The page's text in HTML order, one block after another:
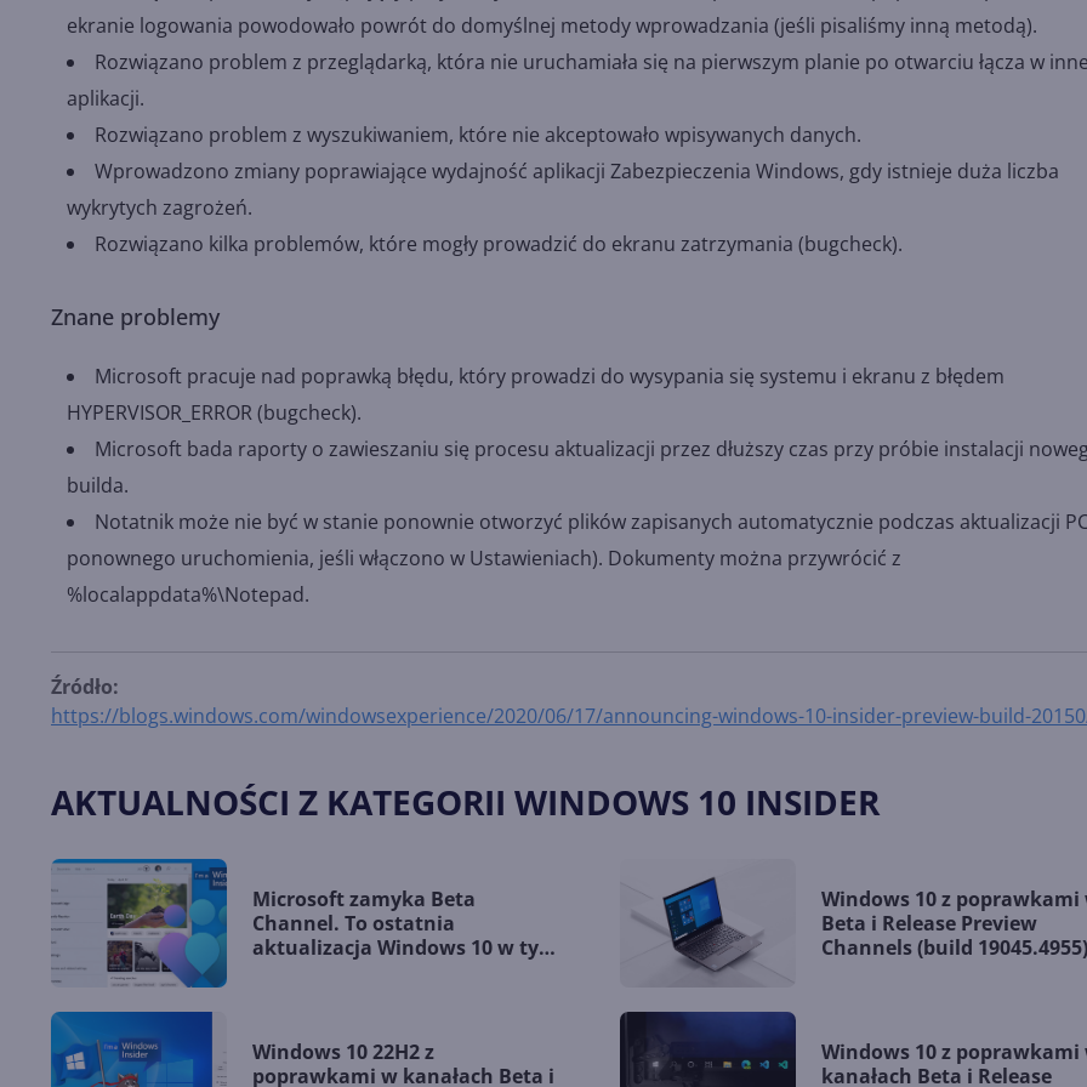
ekranie logowania powodowało powrót do domyślnej metody wprowadzania (jeśli pisaliśmy inną metodą).
Rozwiązano problem z przeglądarką, która nie uruchamiała się na pierwszym planie po otwarciu łącza w
aplikacji.
Rozwiązano problem z wyszukiwaniem, które nie akceptowało wpisywanych danych.
Wprowadzono zmiany poprawiające wydajność aplikacji Zabezpieczenia Windows, gdy istnieje duża liczba
wykrytych zagrożeń.
Rozwiązano kilka problemów, które mogły prowadzić do ekranu zatrzymania (bugcheck).
Znane problemy
Microsoft pracuje nad poprawką błędu, który prowadzi do wysypania się systemu i ekranu z błędem
HYPERVISOR_ERROR (bugcheck).
Microsoft bada raporty o zawieszaniu się procesu aktualizacji przez dłuższy czas przy próbie instalacji
builda.
Notatnik może nie być w stanie ponownie otworzyć plików zapisanych automatycznie podczas aktualizacji
ponownego uruchomienia, jeśli włączono w Ustawieniach). Dokumenty można przywrócić z
%localappdata%\Notepad.
Źródło:
https://blogs.windows.com/windowsexperience/2020/06/17/announcing-windows-10-insider-preview-build-
AKTUALNOŚCI Z KATEGORII WINDOWS 10 INSIDER
Microsoft zamyka Beta
Channel. To ostatnia
aktualizacja Windows 10 w tym
Windows 10 z poprawkami
Beta i Release Preview
Channels (build 19045.4955)
Windows 10 22H2 z
poprawkami w kanałach Beta i
Windows 10 z poprawkami
kanałach Beta i Release